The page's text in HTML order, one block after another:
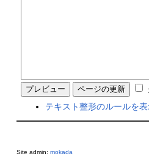
テキスト整形のルールを表
Site admin: mokada